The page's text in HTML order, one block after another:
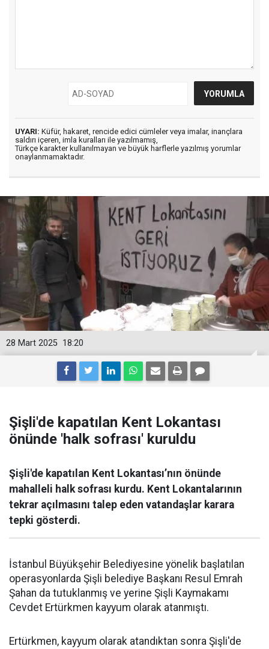
UYARI: Küfür, hakaret, rencide edici cümleler veya imalar, inançlara
saldırı içeren, imla kuralları ile yazılmamış,
Türkçe karakter kullanılmayan ve büyük harflerle yazılmış yorumlar
onaylanmamaktadır.
18:20
28 Mart 2025
Şişli'de kapatılan Kent Lokantası
önünde 'halk sofrası' kuruldu
Şişli'de kapatılan Kent Lokantası’nın önünde
mahalleli halk sofrası kurdu. Kent Lokantalarının
tekrar açılmasını talep eden vatandaşlar karara
tepki gösterdi.
İstanbul Büyükşehir Belediyesine yönelik başlatılan
operasyonlarda Şişli belediye Başkanı Resul Emrah
Şahan da tutuklanmış ve yerine Şişli Kaymakamı
Cevdet Ertürkmen kayyum olarak atanmıştı.
Ertürkmen, kayyum olarak atandıktan sonra Şişli'de